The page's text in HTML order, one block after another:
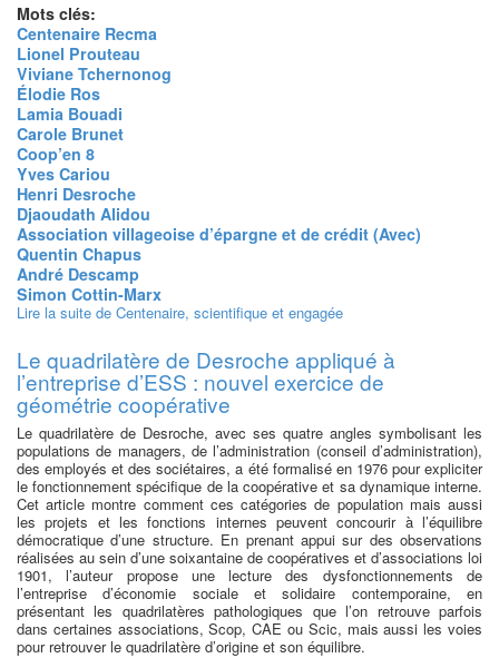
Mots clés:
Centenaire Recma
Lionel Prouteau
Viviane Tchernonog
Élodie Ros
Lamia Bouadi
Carole Brunet
Coop’en 8
Yves Cariou
Henri Desroche
Djaoudath Alidou
Association villageoise d’épargne et de crédit (Avec)
Quentin Chapus
André Descamp
Simon Cottin-Marx
Lire la suite de Centenaire, scientifique et engagée
Le quadrilatère de Desroche appliqué à
l’entreprise d’ESS : nouvel exercice de
géométrie coopérative
Le quadrilatère de Desroche, avec ses quatre angles symbolisant les
populations de managers, de l’administration (conseil d’administration),
des employés et des sociétaires, a été formalisé en 1976 pour expliciter
le fonctionnement spécifique de la coopérative et sa dynamique interne.
Cet article montre comment ces catégories de population mais aussi
les projets et les fonctions internes peuvent concourir à l’équilibre
démocratique d’une structure. En prenant appui sur des observations
réalisées au sein d’une soixantaine de coopératives et d’associations loi
1901, l’auteur propose une lecture des dysfonctionnements de
l’entreprise d’économie sociale et solidaire contemporaine, en
présentant les quadrilatères pathologiques que l’on retrouve parfois
dans certaines associations, Scop, CAE ou Scic, mais aussi les voies
pour retrouver le quadrilatère d’origine et son équilibre.